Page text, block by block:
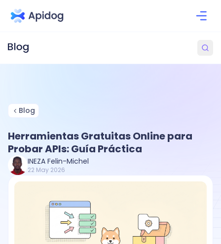
Blog
Herramientas Gratuitas Online para
Probar APIs: Guía Práctica
INEZA Felin-Michel
22 May 2026